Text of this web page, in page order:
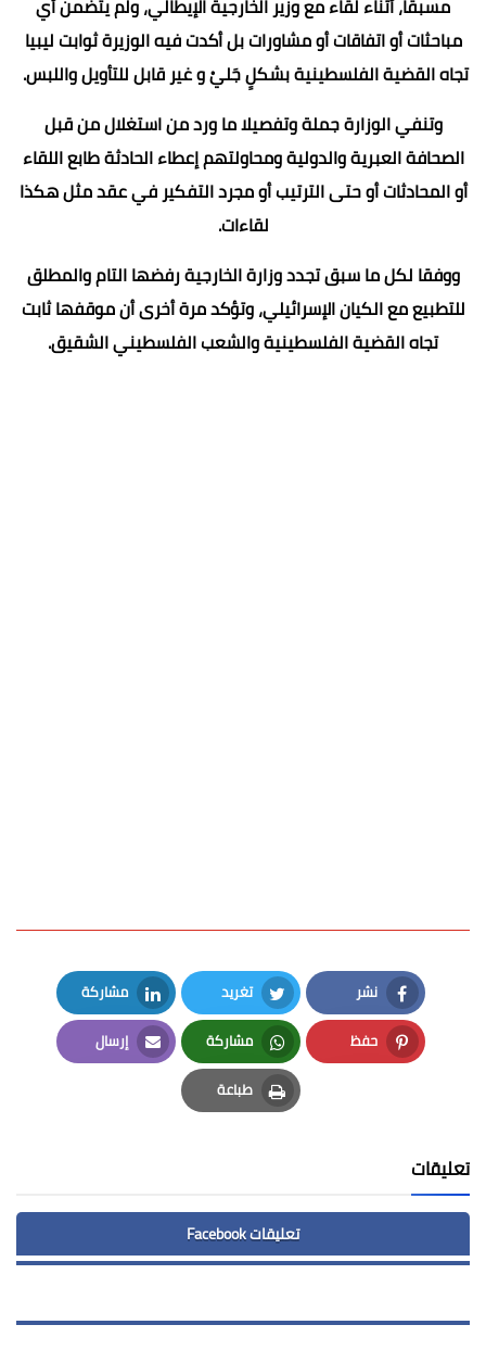
مباحثات أو اتفاقات أو مشاورات بل أكدت فيه الوزيرة ثوابت ليبيا
تجاه القضية الفلسطينية بشكلٍ جَليْ و غير قابل للتأويل واللبس.
وتنفي الوزارة جملة وتفصيلا ما ورد من استغلال من قبل
الصحافة العبرية والدولية ومحاولتهم إعطاء الحادثة طابع اللقاء
أو المحادثات أو حتى الترتيب أو مجرد التفكير في عقد مثل هكذا
لقاءات.
‏‎ووفقا لكل ما سبق تجدد وزارة الخارجية رفضها التام والمطلق
للتطبيع مع الكيان الإسرائيلي، وتؤكد مرة أخرى أن موقفها ثابت
تجاه القضية الفلسطينية والشعب الفلسطيني الشقيق.
نشر
Facebook
تغريد
Twitter
مشاركة
LinkedIn
حفظ
Pinterest
مشاركة
Whatsapp
إرسال
Email
طباعة
Print
تعليقات
تعليقات Facebook